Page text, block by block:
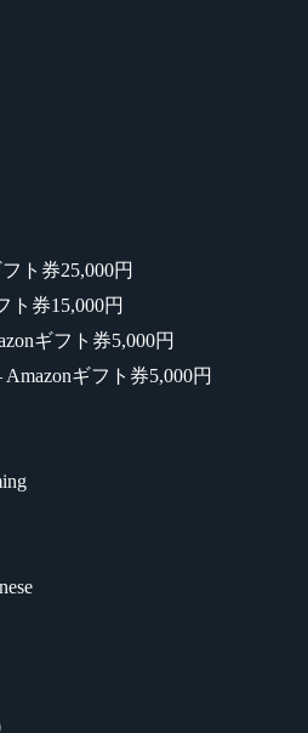
ト券25,000円
ト券15,000円
ギフト券5,000円
ギフト券5,000円